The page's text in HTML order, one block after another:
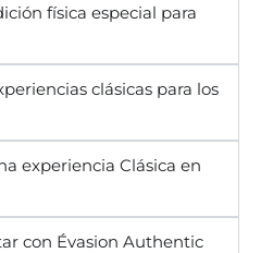
física especial para
clásicas para los
experiencia Clásica en
con Évasion Authentic